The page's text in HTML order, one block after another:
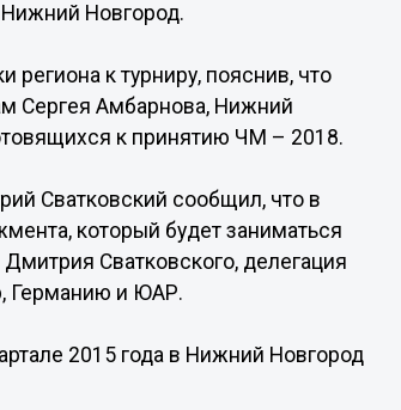
Нижний Новгород.
региона к турниру, пояснив, что
Сергея Амбарнова, Нижний
к принятию ЧМ – 2018.
Сватковский сообщил, что в
который будет заниматься
Сватковского, делегация
Германию и ЮАР.
2015 года в Нижний Новгород